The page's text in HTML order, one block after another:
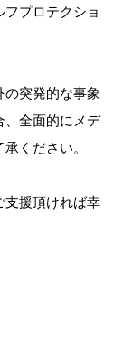
プロテクショ
突発的な事象
、全面的にメデ
ください。
支援頂ければ幸